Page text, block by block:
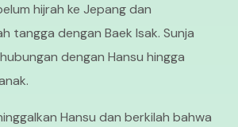
hijrah ke Jepang dan
tangga dengan Baek Isak. Sunja
dengan Hansu hingga
Hansu dan berkilah bahwa